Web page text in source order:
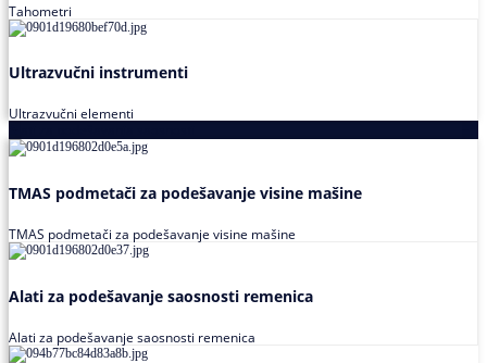
Tahometri
Ultrazvučni instrumenti
Ultrazvučni elementi
TMAS podmetači za podešavanje visine mašine
TMAS podmetači za podešavanje visine mašine
Alati za podešavanje saosnosti remenica
Alati za podešavanje saosnosti remenica